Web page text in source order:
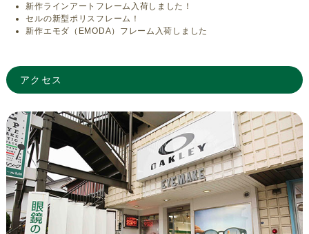
新作ラインアートフレーム入荷しました！
セルの新型ポリスフレーム！
新作エモダ（EMODA）フレーム入荷しました
アクセス